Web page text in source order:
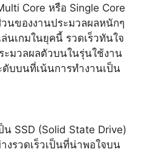
Core หรือ Single Core
นของงานประมวลผลหนักๆ
นเกมในยุคนี้ รวดเร็วทันใจ
มวลผลตัวบนในรุ่นใช้งาน
ดับบนที่เน้นการทำงานเป็น
น SSD (Solid State Drive)
รวดเร็วเป็นที่น่าพอใจบน